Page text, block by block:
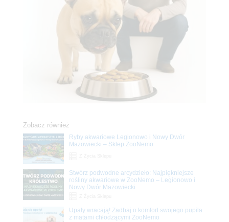
Zobacz również
Ryby akwariowe Legionowo i Nowy Dwór
Mazowiecki – Sklep ZooNemo
Stwórz podwodne arcydzieło: Najpiękniejsze
rośliny akwariowe w ZooNemo – Legionowo i
Nowy Dwór Mazowiecki
Upały wracają! Zadbaj o komfort swojego pupila
z matami chłodzącymi ZooNemo